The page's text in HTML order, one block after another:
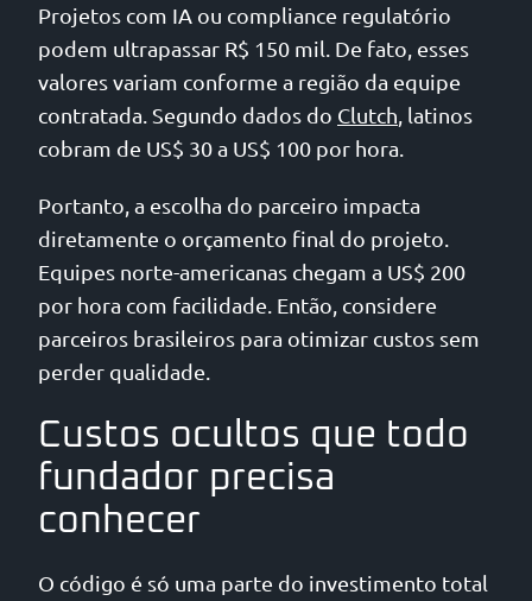
Projetos com IA ou compliance regulatório
podem ultrapassar R$ 150 mil. De fato, esses
valores variam conforme a região da equipe
contratada. Segundo dados do Clutch , latinos
cobram de US$ 30 a US$ 100 por hora.
Portanto, a escolha do parceiro impacta
diretamente o orçamento final do projeto.
Equipes norte-americanas chegam a US$ 200
por hora com facilidade. Então, considere
parceiros brasileiros para otimizar custos sem
perder qualidade.
Custos ocultos que todo
fundador precisa
conhecer
O código é só uma parte do investimento total